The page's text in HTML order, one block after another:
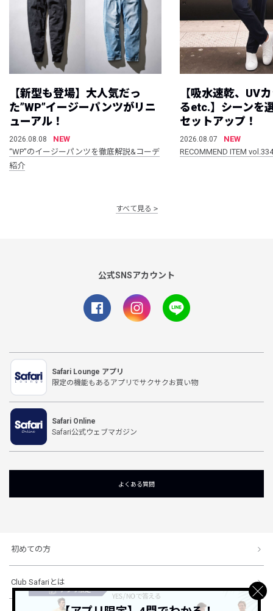
【新型も登場】大人気だっ
た”WP”イージーパンツがリニ
ューアル！
2026.08.08
NEW
“WP”のイージーパンツを徹底解説&コーデ
紹介
【吸水速乾、UV
るetc.】シーンを
セットアップ！
2026.08.07
NEW
RECOMMEND ITEM vol.334
すべて見る
公式SNSアカウント
Safari Lounge アプリ
限定の機能もあるアプリでサクサクお買い物
Safari Online
Safari公式ウェブマガジン
よくある質問
初めての方
Club Safariとは